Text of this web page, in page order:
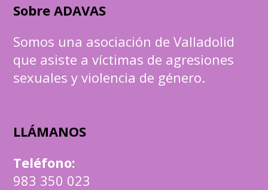
Sobre ADAVAS
Somos una asociación de Valladolid
que asiste a víctimas de agresiones
sexuales y violencia de género.
LLÁMANOS
Teléfono:
983 350 023